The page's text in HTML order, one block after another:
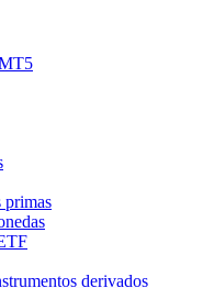
primas
derivados